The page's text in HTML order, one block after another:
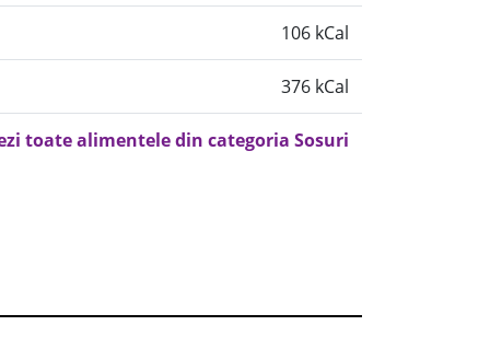
106 kCal
376 kCal
toate alimentele din categoria Sosuri